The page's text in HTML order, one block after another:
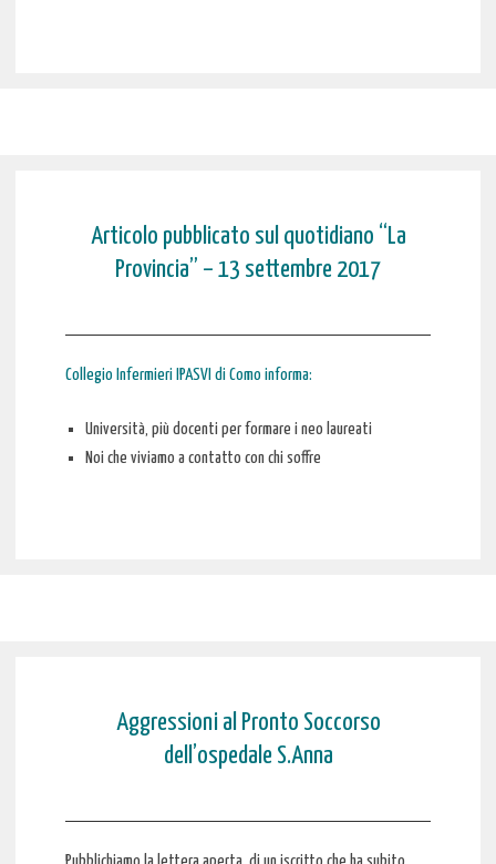
Articolo pubblicato sul quotidiano “La
Provincia” – 13 settembre 2017
Collegio Infermieri IPASVI di Como informa:
Università, più docenti per formare i neo laureati
Noi che viviamo a contatto con chi soffre
Aggressioni al Pronto Soccorso
dell’ospedale S.Anna